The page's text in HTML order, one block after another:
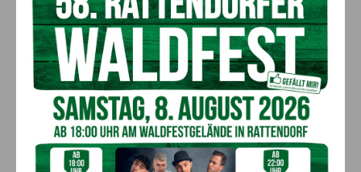
österreichischen Landwirten
positiv bewertet
Das deckt sich auch mit den Ergebnissen der sogenannten
Vision 28+, einer vom Landwirtschaftministerium beauftragten
Studie zum Zukunftsbild der österreichischen Landwirtschaft
und des ländlichen Raumes. In sieben Fokusgruppen wurden
auf Basis einer Befragung von rund 3000 Landwirt:innen,
Konsument:innen; Stakeholdern, nachgelagerten Bereichen